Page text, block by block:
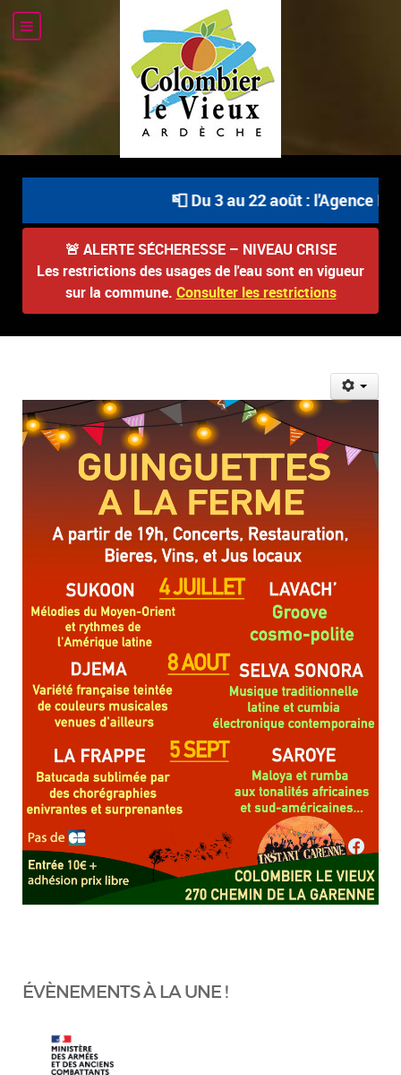
📮 Du 3 au 22 août : l'Agence
🚨 ALERTE SÉCHERESSE – NIVEAU CRISE
Les restrictions des usages de l'eau sont en vigueur
sur la commune. Consulter les restrictions
ÉVÈNEMENTS À LA UNE !